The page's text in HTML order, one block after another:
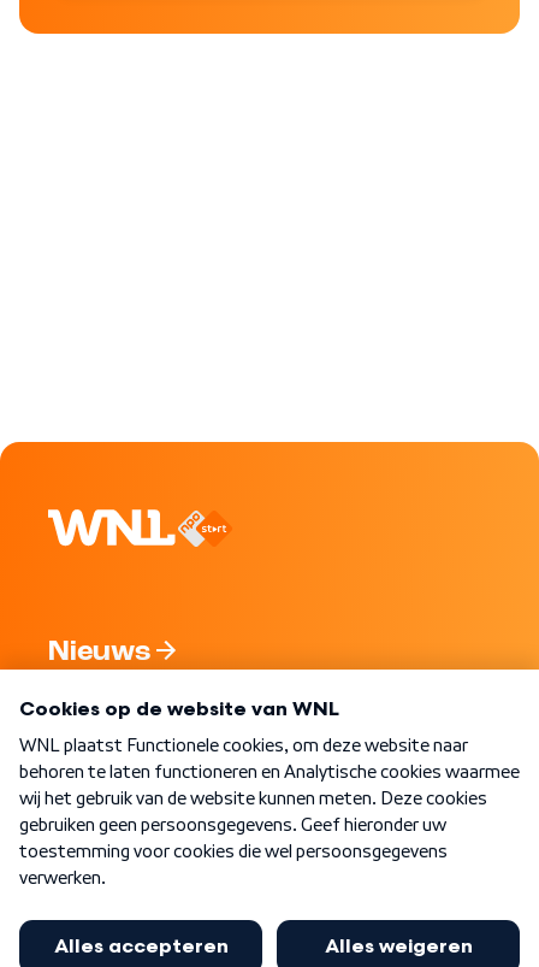
Nieuws
Nieuwsbrief
Word Lid